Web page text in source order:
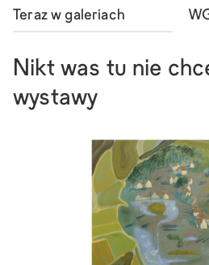
Teraz w galeriach
Nikt was tu nie
wystawy